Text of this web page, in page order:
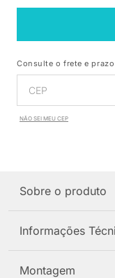
Consulte o frete e
NÃO SEI MEU CEP
Sobre o produto
Informações
Montagem